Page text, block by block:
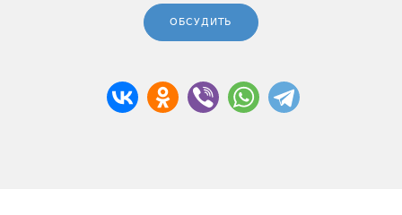
ОБСУДИТЬ